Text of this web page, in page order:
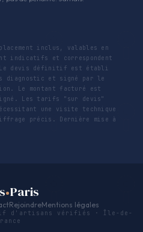
inclus, valables en
indicatifs et correspondent
Le devis définitif est établi
diagnostic et signé par le
Le montant facturé est
Les tarifs "sur devis"
une visite technique
précis. Dernière mise à
Paris
RejoindreMentions légales
d'artisans vérifiés · Île-de-